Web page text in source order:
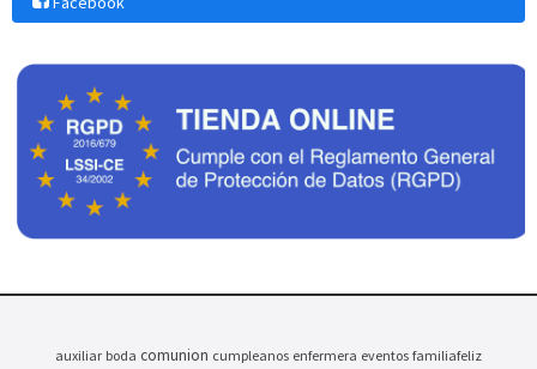
auxiliar boda comunion cumpleanos enfermera eventos familiafeliz